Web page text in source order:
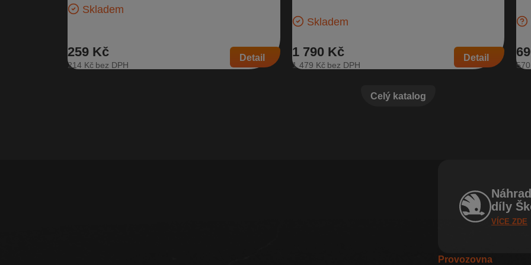
Skladem
259 Kč
214 Kč
Detail
Skladem
1 790 Kč
1 479 Kč
Detail
Celý katalog
díly
VÍCE ZDE
Provozovna